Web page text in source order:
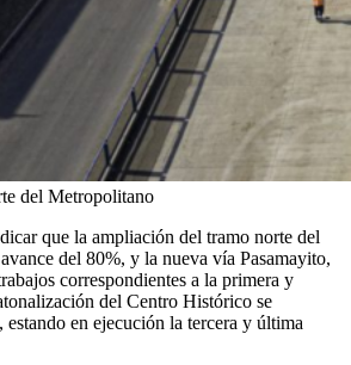
del Metropolitano
que la ampliación del tramo norte del
del 80%, y la nueva vía Pasamayito,
correspondientes a la primera y
del Centro Histórico se
estando en ejecución la tercera y última